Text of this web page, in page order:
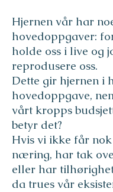
Hjernen vår har
hovedoppgaver:
holde oss i live og
reprodusere oss.
Dette gir hjernen i
hovedoppgave,
vårt kropps
betyr det?
Hvis vi ikke får
næring, har tak
eller har
da trues vår